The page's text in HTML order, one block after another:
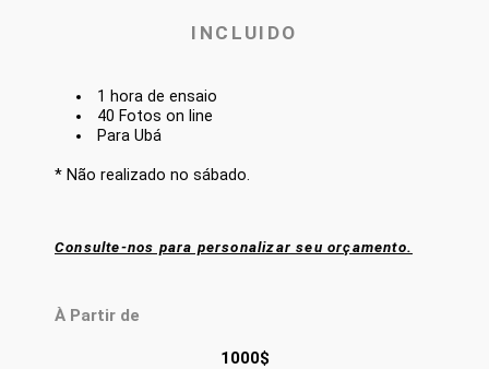
INCLUIDO
1 hora de ensaio
40 Fotos on line
Para Ubá
* Não realizado no sábado.
Consulte-nos para personalizar seu orçamento.
À Partir de
1000$